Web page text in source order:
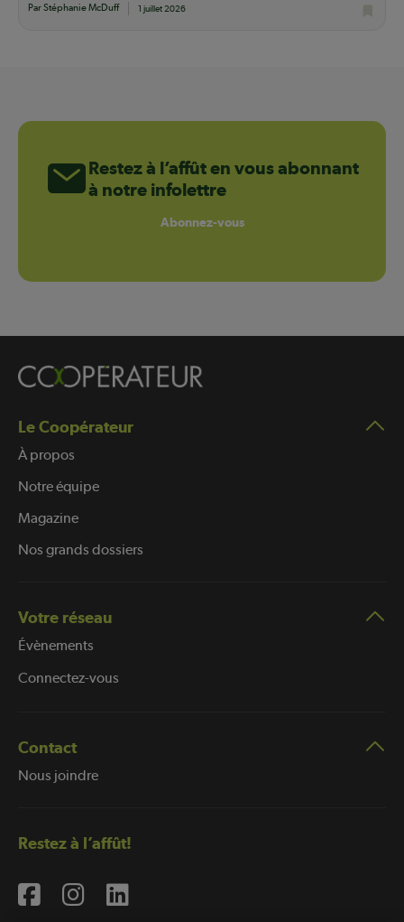
Par Stéphanie McDuff 1 juillet 2026
Restez à l’affût en vous abonnant
à notre infolettre
Abonnez-vous
Le Coopérateur
À propos
Notre équipe
Magazine
Nos grands dossiers
Votre réseau
Évènements
Connectez-vous
Contact
Nous joindre
Restez à l’affût!